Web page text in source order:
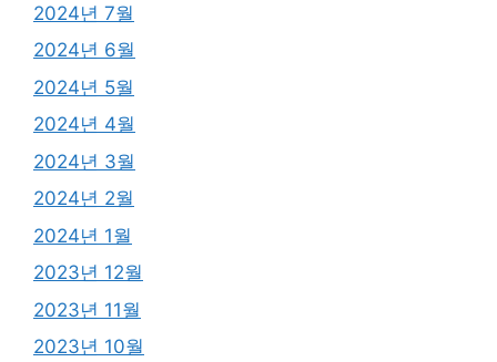
2024년 7월
2024년 6월
2024년 5월
2024년 4월
2024년 3월
2024년 2월
2024년 1월
2023년 12월
2023년 11월
2023년 10월